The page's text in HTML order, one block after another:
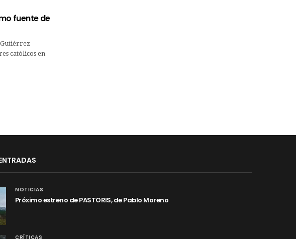
fuente de
católicos en
NOTICIAS
Próximo estreno de PASTORIS, de Pablo Moreno
CRÍTICAS